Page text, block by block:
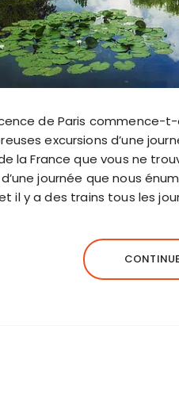
de Paris commence-t-
excursions d’une
la France que vous ne
journée que nous
il y a des trains tous les